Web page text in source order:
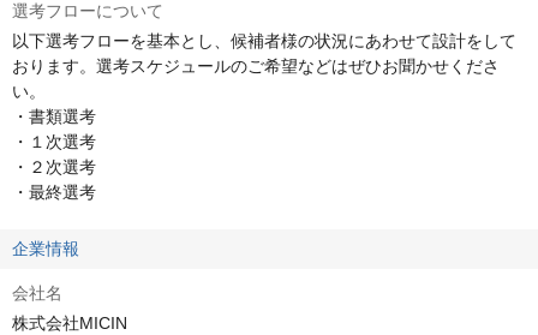
選考フローについて
以下選考フローを基本とし、候補者様の状況にあわせて設計をして
おります。選考スケジュールのご希望などはぜひお聞かせくださ
い。
・書類選考
・１次選考
・２次選考
・最終選考
企業情報
会社名
株式会社MICIN